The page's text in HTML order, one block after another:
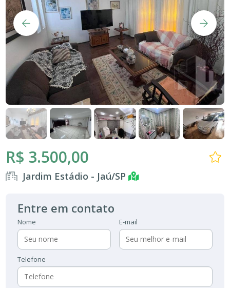
R$ 3.500,00
Jardim Estádio - Jaú/SP
Entre em contato
Nome E-mail
Telefone